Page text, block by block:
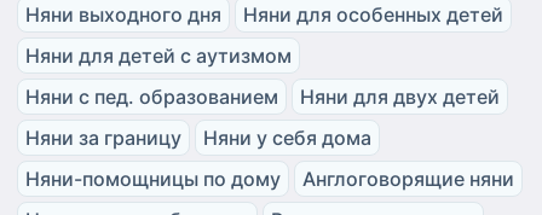
Няни выходного дня
Няни для особенных детей
Няни для детей с аутизмом
Няни с пед. образованием
Няни для двух детей
Няни за границу
Няни у себя дома
Няни-помощницы по дому
Англоговорящие няни